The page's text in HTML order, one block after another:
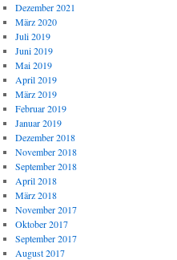
Dezember 2021
März 2020
Juli 2019
Juni 2019
Mai 2019
April 2019
März 2019
Februar 2019
Januar 2019
Dezember 2018
November 2018
September 2018
April 2018
März 2018
November 2017
Oktober 2017
September 2017
August 2017